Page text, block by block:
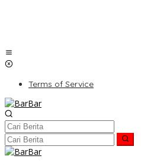
Terms of Service